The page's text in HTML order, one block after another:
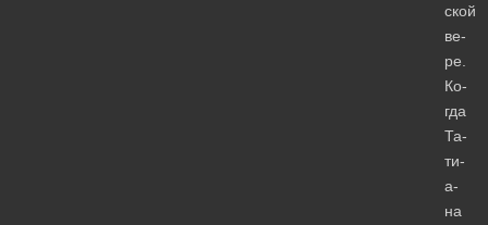
ской
ве­
ре.
Ко­
гда
Та­
ти­
а­
на